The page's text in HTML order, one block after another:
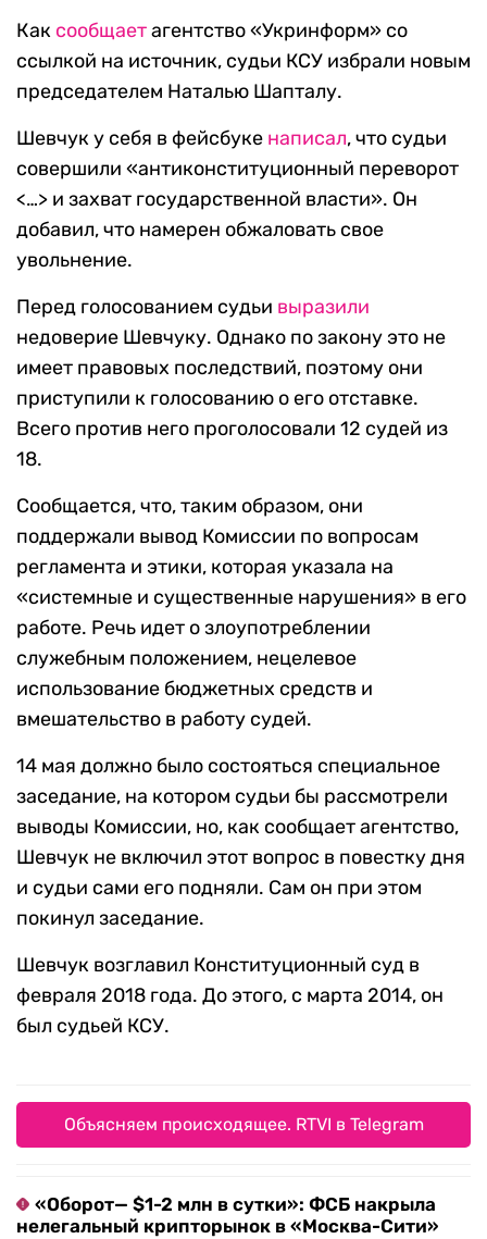
Как сообщаетагентство «Укринформ» со
ссылкой на источник, судьи КСУ избрали новым
председателем Наталью Шапталу.
Шевчук у себя в фейсбуке написал, что судьи
совершили «антиконституционный переворот
<…> и захват государственной власти». Он
добавил, что намерен обжаловать свое
увольнение.
Перед голосованием судьи выразили
недоверие Шевчуку. Однако по закону это не
имеет правовых последствий, поэтому они
приступили к голосованию о его отставке.
Всего против него проголосовали 12 судей из
18.
Сообщается, что, таким образом, они
поддержали вывод Комиссии по вопросам
регламента и этики, которая указала на
«системные и существенные нарушения» в его
работе. Речь идет о злоупотреблении
служебным положением, нецелевое
использование бюджетных средств и
вмешательство в работу судей.
14 мая должно было состояться специальное
заседание, на котором судьи бы рассмотрели
выводы Комиссии, но, как сообщает агентство,
Шевчук не включил этот вопрос в повестку дня
и судьи сами его подняли. Сам он при этом
покинул заседание.
Шевчук возглавил Конституционный суд в
февраля 2018 года. До этого, с марта 2014, он
был судьей КСУ.
Объясняем происходящее. RTVI в Telegram
«Оборот— $1-2 млн в сутки»: ФСБ накрыла
нелегальный крипторынок в «Москва-Сити»